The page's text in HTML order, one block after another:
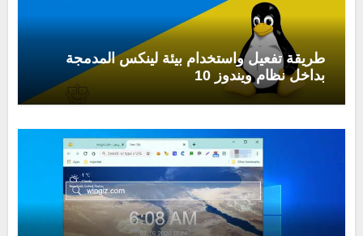
طريقة تفعيل واستخدام بيئة لينكس المدمجة
بداخل نظام ويندوز 10